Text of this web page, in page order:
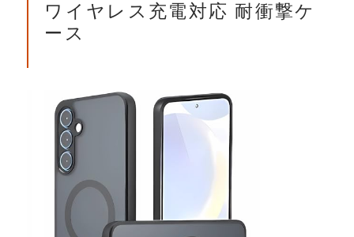
ワイヤレス充電対応 耐衝撃ケ
ース